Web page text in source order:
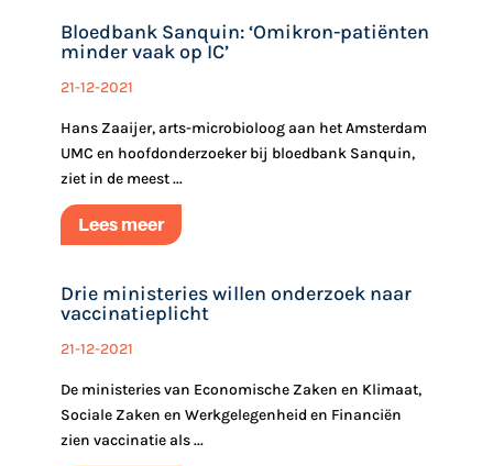
Bloedbank Sanquin: ‘Omikron-patiënten
minder vaak op IC’
21-12-2021
Hans Zaaijer, arts-microbioloog aan het Amsterdam
UMC en hoofdonderzoeker bij bloedbank Sanquin,
ziet in de meest ...
Lees meer
Drie ministeries willen onderzoek naar
vaccinatieplicht
21-12-2021
De ministeries van Economische Zaken en Klimaat,
Sociale Zaken en Werkgelegenheid en Financiën
zien vaccinatie als ...